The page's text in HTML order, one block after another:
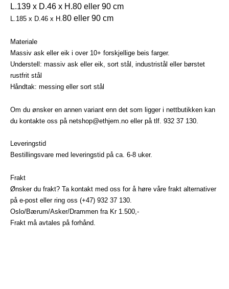
L.139 x D.46 x H.80 eller 90 cm
L.185 x D.46 x H.80 eller 90 cm
Materiale
Massiv ask eller eik i over 10+ forskjellige beis farger.
Understell: massiv ask eller eik, sort stål, industristål eller børstet
rustfrit stål
Håndtak: messing eller sort stål
Om du ønsker en annen variant enn det som ligger i nettbutikken kan
du kontakte oss på netshop@ethjem.no eller på tlf. 932 37 130.
Leveringstid
Bestillingsvare med leveringstid på ca. 6-8 uker.
Frakt
Ønsker du frakt? Ta kontakt med oss for å høre våre frakt alternativer
på e-post eller ring oss (+47) 932 37 130.
Oslo/Bærum/Asker/Drammen fra Kr 1.500,-
Frakt må avtales på forhånd.